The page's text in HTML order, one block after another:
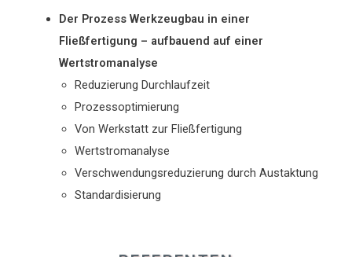
Der Prozess Werkzeugbau in einer
Fließfertigung – aufbauend auf einer
Wertstromanalyse
Reduzierung Durchlaufzeit
Prozessoptimierung
Von Werkstatt zur Fließfertigung
Wertstromanalyse
Verschwendungsreduzierung durch Austaktung
Standardisierung